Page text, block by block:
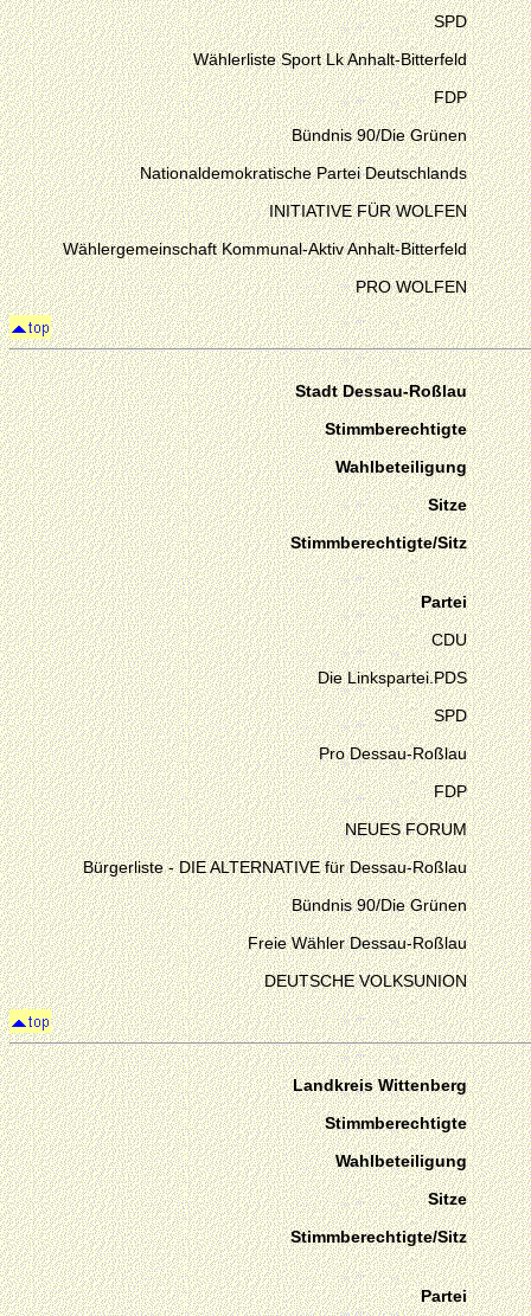
SPD
Wählerliste Sport Lk Anhalt-Bitterfeld
FDP
Bündnis 90/Die Grünen
Nationaldemokratische Partei Deutschlands
INITIATIVE FÜR WOLFEN
Wählergemeinschaft Kommunal-Aktiv Anhalt-Bitterfeld
PRO WOLFEN
Stadt Dessau-Roßlau
Stimmberechtigte
Wahlbeteiligung
Sitze
Stimmberechtigte/Sitz
Partei
CDU
Die Linkspartei.PDS
SPD
Pro Dessau-Roßlau
FDP
NEUES FORUM
Bürgerliste - DIE ALTERNATIVE für Dessau-Roßlau
Bündnis 90/Die Grünen
Freie Wähler Dessau-Roßlau
DEUTSCHE VOLKSUNION
Landkreis Wittenberg
Stimmberechtigte
Wahlbeteiligung
Sitze
Stimmberechtigte/Sitz
Partei